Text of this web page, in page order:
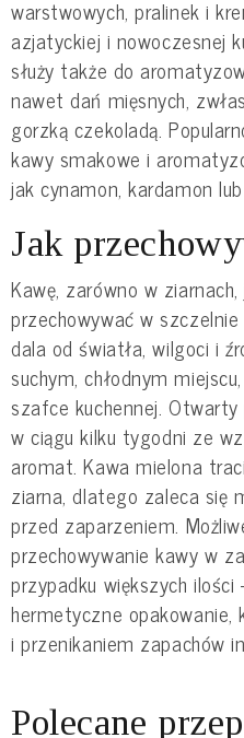
warstwowych, pralinek i
azjatyckiej i nowoczesnej
służy także do
nawet dań mięsnych,
gorzką czekoladą.
kawy smakowe i
jak cynamon, kardamon
Jak
Kawę, zarówno w
przechowywać w
dala od światła, wilgoci i
suchym, chłodnym
szafce kuchennej.
w ciągu kilku tygodni ze
aromat. Kawa mielona
ziarna, dlatego zaleca się
przed zaparzeniem.
przechowywanie kawy w
przypadku większych
hermetyczne opakowanie,
i przenikaniem zapachów
Polecane